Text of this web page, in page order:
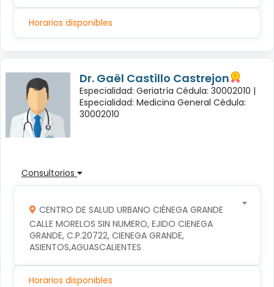
Horarios disponibles
Dr. Gaël Castillo Castrejon
Especialidad: Geriatría Cédula: 30002010 |
Especialidad: Medicina General Cédula:
30002010
Consultorios
CENTRO DE SALUD URBANO CIÉNEGA GRANDE
CALLE MORELOS SIN NUMERO, EJIDO CIENEGA
GRANDE, C.P.20722, CIENEGA GRANDE,
ASIENTOS,AGUASCALIENTES
Horarios disponibles